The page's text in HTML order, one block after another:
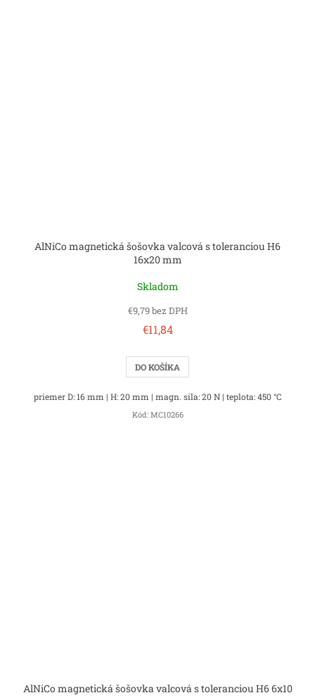
AlNiCo magnetická šošovka valcová s toleranciou H6
16x20 mm
Skladom
€9,79 bez DPH
€11,84
DO KOŠÍKA
priemer D: 16 mm | H: 20 mm | magn. sila: 20 N | teplota: 450 °C
Kód: MC10266
AlNiCo magnetická šošovka valcová s toleranciou H6 6x10